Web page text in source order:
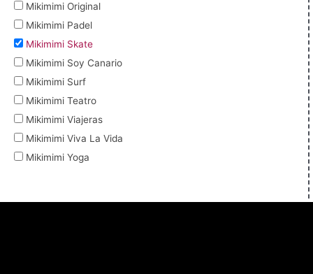
Mikimimi Original
Mikimimi Padel
Mikimimi Skate
Mikimimi Soy Canario
Mikimimi Surf
Mikimimi Teatro
Mikimimi Viajeras
Mikimimi Viva La Vida
Mikimimi Yoga